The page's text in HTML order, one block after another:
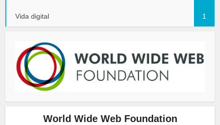
Vida digital 1
World Wide Web Foundation